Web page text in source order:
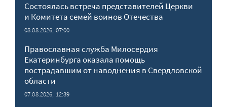
Состоялась встреча представителей Церкви
и Комитета семей воинов Отечества
08.08.2026, 07:00
Православная служба Милосердия
Екатеринбурга оказала помощь
пострадавшим от наводнения в Свердловской
области
07.08.2026, 12:39